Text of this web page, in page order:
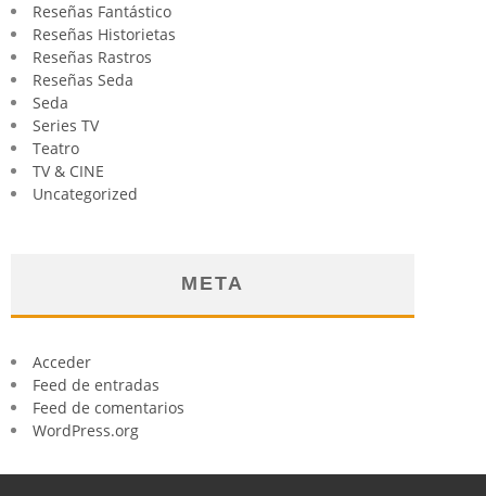
Reseñas Fantástico
Reseñas Historietas
Reseñas Rastros
Reseñas Seda
Seda
Series TV
Teatro
TV & CINE
Uncategorized
META
Acceder
Feed de entradas
Feed de comentarios
WordPress.org